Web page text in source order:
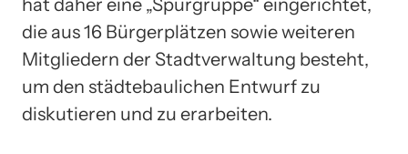
die aus 16 Bürgerplätzen sowie weiteren
Mitgliedern der Stadtverwaltung besteht,
um den städtebaulichen Entwurf zu
diskutieren und zu erarbeiten.